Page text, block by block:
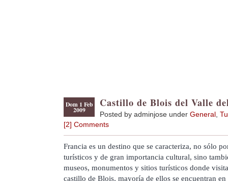
Dom 1 Feb
2009
Castillo de Blois del Valle
Posted by adminjose under General
[2] Comments
Francia es un destino que se caracteriza, no sólo
turísticos y de gran importancia cultural, sino
museos, monumentos y sitios turísticos donde
castillo de Blois, mayoría de ellos se encuentran